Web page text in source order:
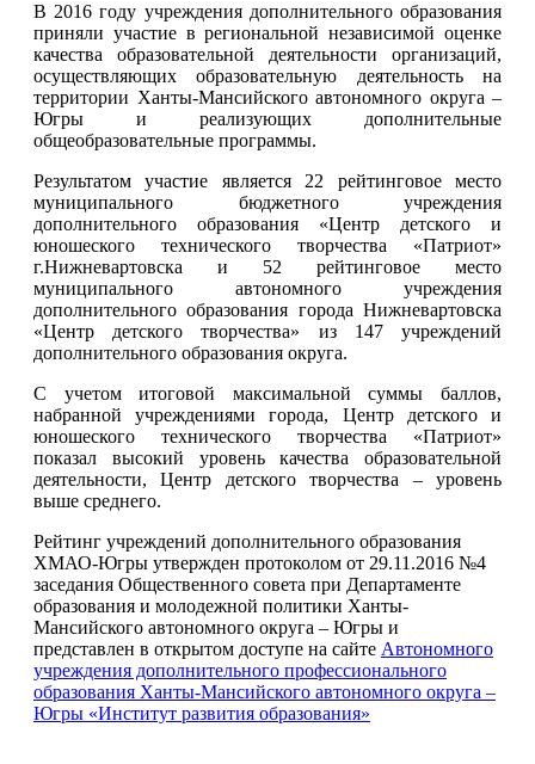
В 2016 году учреждения дополнительного образования
приняли участие в региональной независимой оценке
качества образовательной деятельности организаций,
осуществляющих образовательную деятельность на
территории Ханты-Мансийского автономного округа –
Югры и реализующих дополнительные
общеобразовательные программы.
Результатом участие является 22 рейтинговое место
муниципального бюджетного учреждения
дополнительного образования «Центр детского и
юношеского технического творчества «Патриот»
г.Нижневартовска и 52 рейтинговое место
муниципального автономного учреждения
дополнительного образования города Нижневартовска
«Центр детского творчества» из 147 учреждений
дополнительного образования округа.
С учетом итоговой максимальной суммы баллов,
набранной учреждениями города, Центр детского и
юношеского технического творчества «Патриот»
показал высокий уровень качества образовательной
деятельности, Центр детского творчества – уровень
выше среднего.
Рейтинг учреждений дополнительного образования
ХМАО-Югры утвержден протоколом от 29.11.2016 №4
заседания Общественного совета при Департаменте
образования и молодежной политики Ханты-
Мансийского автономного округа – Югры и
представлен в открытом доступе на сайте Автономного
учреждения дополнительного профессионального
образования Ханты-Мансийского автономного округа –
Югры «Институт развития образования»